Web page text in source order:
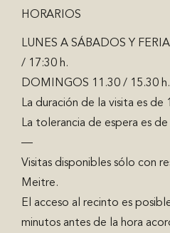
HORARIOS
LUNES A SÁBADOS Y
/ 17:30 h.
DOMINGOS 11.30 / 15.30 h.
La duración de la visita es de
La tolerancia de espera es
—
Visitas disponibles sólo con
Meitre.
El acceso al recinto es
minutos antes de la hora